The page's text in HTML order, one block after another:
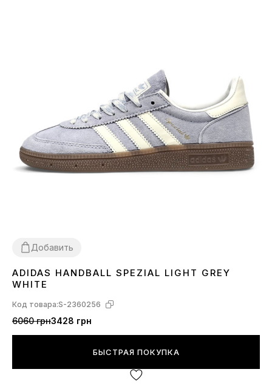
Добавить
36 3839 40
ADIDAS HANDBALL SPEZIAL LIGHT GREY
WHITE
Код товара:S-2360256
6060 грн3428 грн
БЫСТРАЯ ПОКУПКА